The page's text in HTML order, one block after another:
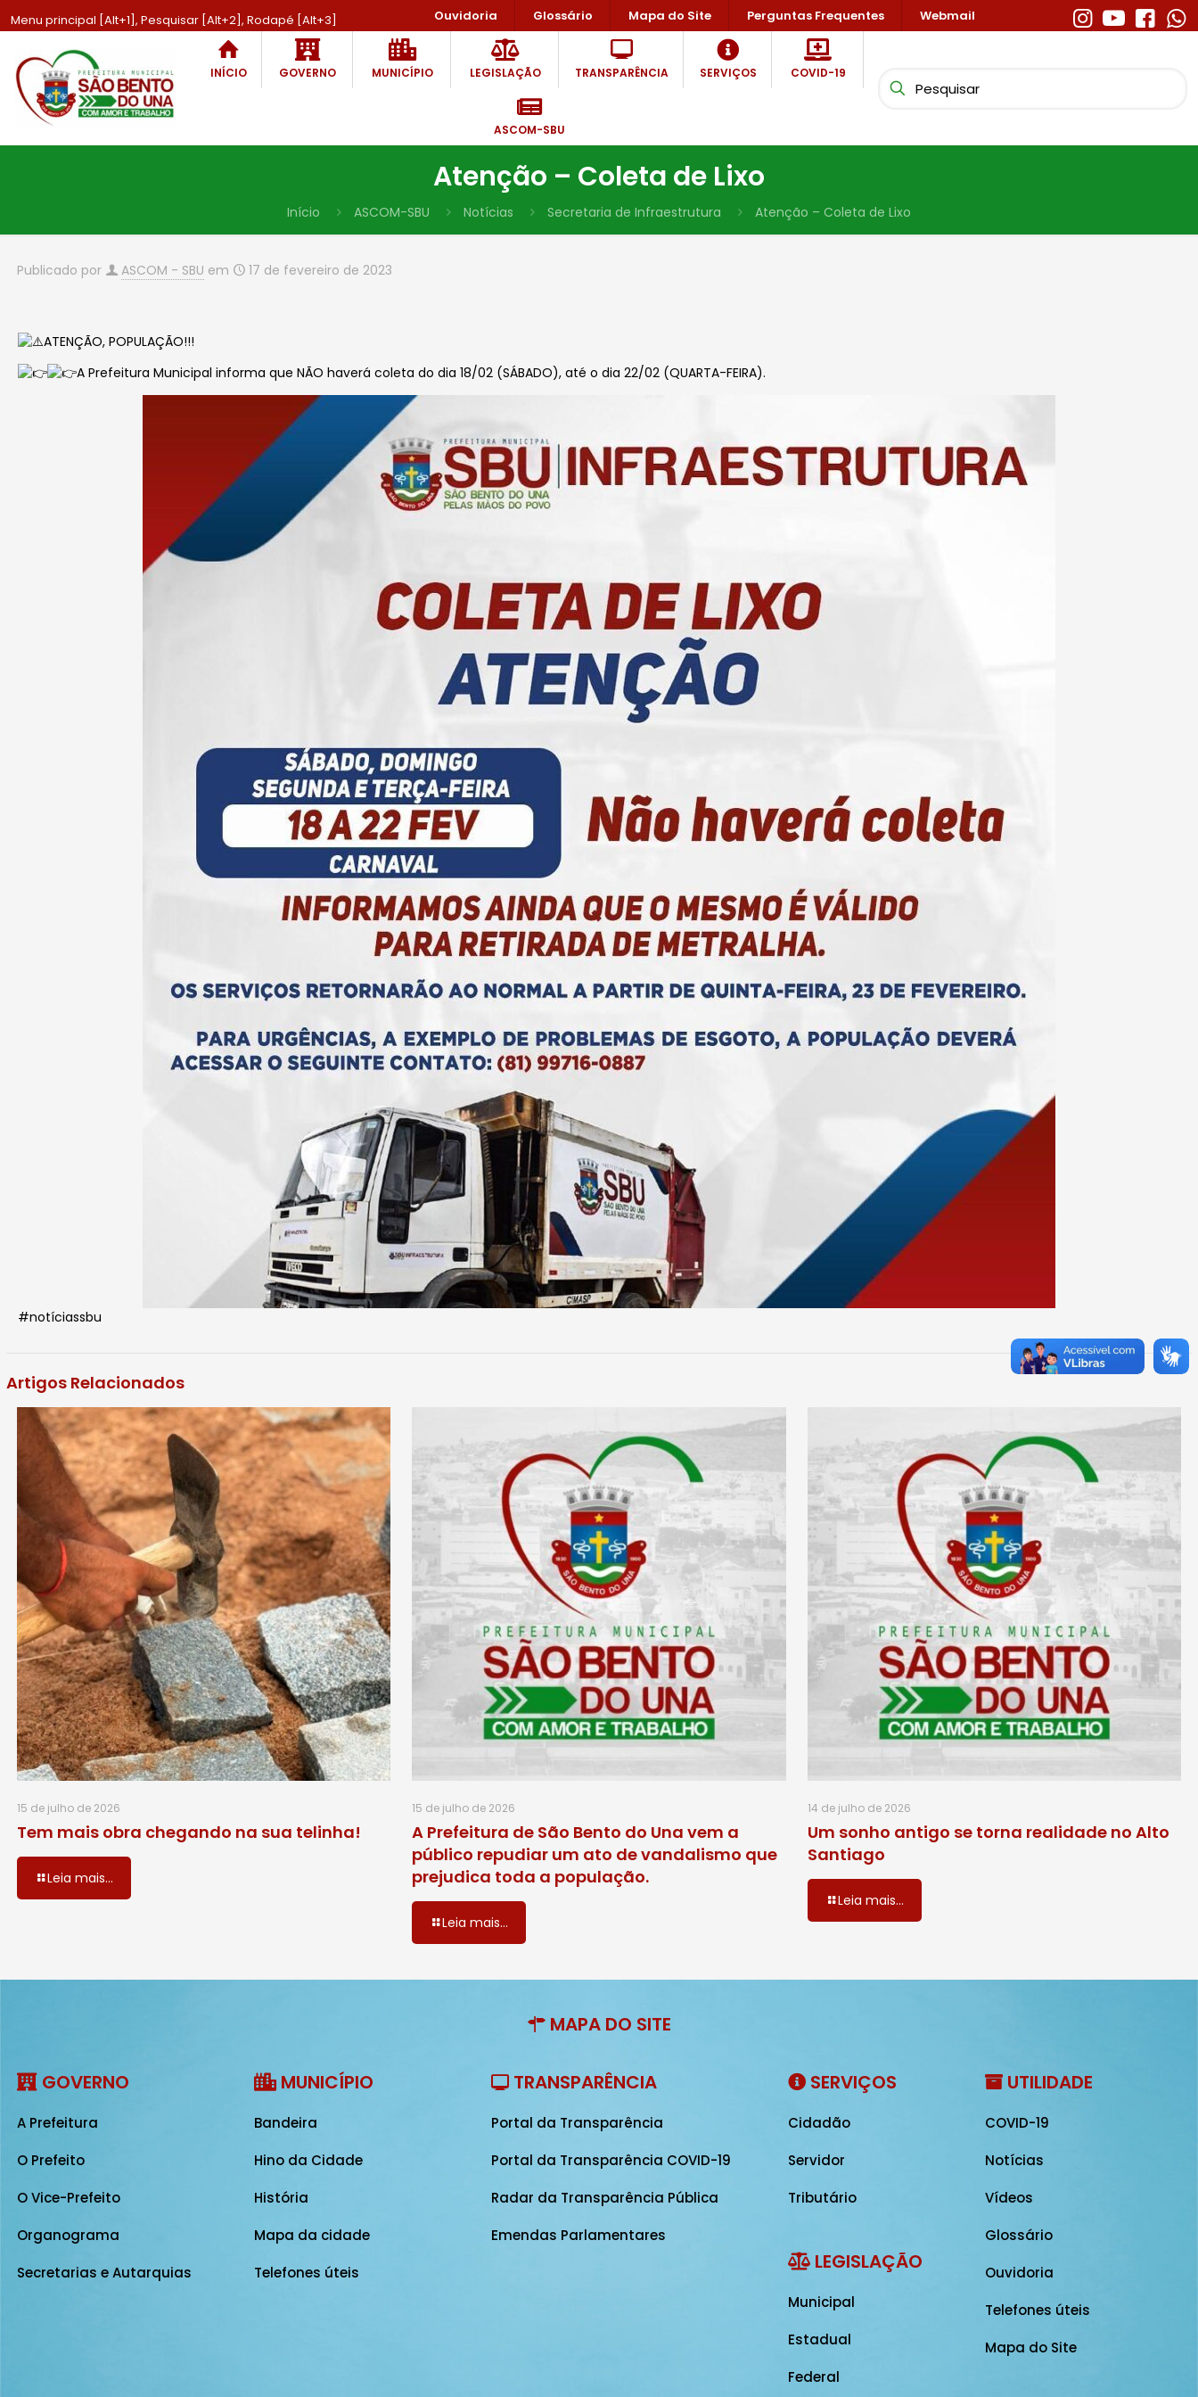
Menu principal [Alt+1], Pesquisar [Alt+2], Rodapé [Alt+3] Ouvidoria Glossário Mapa do Site Perguntas Frequentes Webmail
INÍCIO GOVERNO MUNICÍPIO LEGISLAÇÃO TRANSPARÊNCIA SERVIÇOS COVID-19
ASCOM-SBU
Atenção – Coleta de Lixo
Início ASCOM-SBU Notícias Secretaria de Infraestrutura Atenção – Coleta de Lixo
Publicado por ASCOM - SBU em 17 de fevereiro de 2023
ATENÇÃO, POPULAÇÃO!!!
A Prefeitura Municipal informa que NÃO haverá coleta do dia 18/02 (SÁBADO), até o dia 22/02 (QUARTA-FEIRA).
#notíciassbu
Artigos Relacionados
15 de julho de 2026
Tem mais obra chegando na sua telinha!
Leia mais...
15 de julho de 2026
A Prefeitura de São Bento do Una vem a
público repudiar um ato de vandalismo que
prejudica toda a população.
Leia mais...
14 de julho de 2026
Um sonho antigo se torna realidade no Alto
Santiago
Leia mais...
MAPA DO SITE
GOVERNO
A Prefeitura
O Prefeito
O Vice-Prefeito
Organograma
Secretarias e Autarquias
MUNICÍPIO
Bandeira
Hino da Cidade
História
Mapa da cidade
Telefones úteis
TRANSPARÊNCIA
Portal da Transparência
Portal da Transparência COVID-19
Radar da Transparência Pública
Emendas Parlamentares
SERVIÇOS
Cidadão
Servidor
Tributário
LEGISLAÇÃO
Municipal
Estadual
Federal
UTILIDADE
COVID-19
Notícias
Vídeos
Glossário
Ouvidoria
Telefones úteis
Mapa do Site